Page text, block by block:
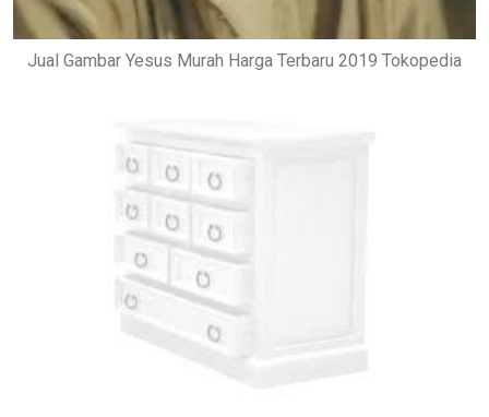
Jual Gambar Yesus Murah Harga Terbaru 2019 Tokopedia